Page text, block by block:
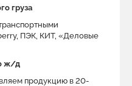
груза
ПЭК, КИТ, «Деловые
ж/д
продукцию в 20-